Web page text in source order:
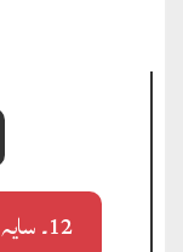
12۔ سایہ سایہ اک پرچم دل پہ لہرانے کا نام